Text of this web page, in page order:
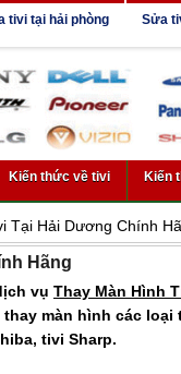
tivi tại hải phòng Sửa
Kiến thức về tivi Kiến
Tại Hải Dương Chính
Hãng
vụ Thay Màn Hình
thay màn hình các
tivi Sharp.